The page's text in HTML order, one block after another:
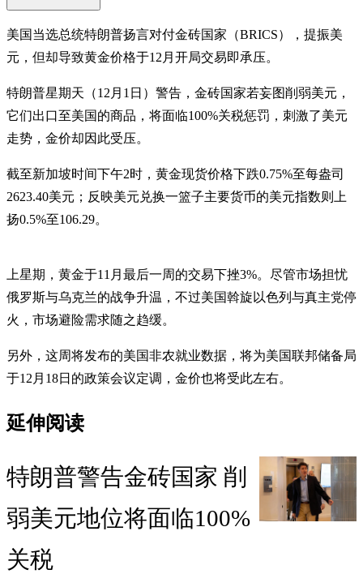
美国当选总统特朗普扬言对付金砖国家（BRICS），提振美
元，但却导致黄金价格于12月开局交易即承压。
特朗普星期天（12月1日）警告，金砖国家若妄图削弱美元，
它们出口至美国的商品，将面临100%关税惩罚，刺激了美元
走势，金价却因此受压。
截至新加坡时间下午2时，黄金现货价格下跌0.75%至每盎司
2623.40美元；反映美元兑换一篮子主要货币的美元指数则上
扬0.5%至106.29。
上星期，黄金于11月最后一周的交易下挫3%。尽管市场担忧
俄罗斯与乌克兰的战争升温，不过美国斡旋以色列与真主党停
火，市场避险需求随之趋缓。
另外，这周将发布的美国非农就业数据，将为美国联邦储备局
于12月18日的政策会议定调，金价也将受此左右。
延伸阅读
特朗普警告金砖国家 削
弱美元地位将面临100%
关税